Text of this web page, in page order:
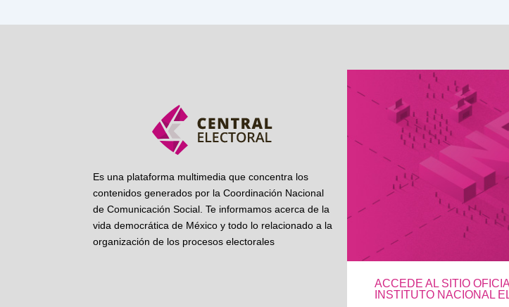
Es una plataforma multimedia que concentra los
contenidos generados por la Coordinación Nacional
de Comunicación Social. Te informamos acerca de la
vida democrática de México y todo lo relacionado a la
organización de los procesos electorales
ACCEDE AL SITIO
INSTITUTO NACIONAL